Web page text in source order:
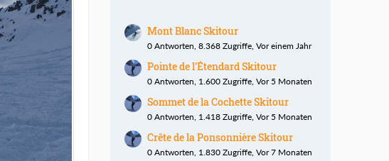
Mont Blanc Skitour
0 Antworten, 8.368 Zugriffe, Vor einem Jahr
Pointe de l'Étendard Skitour
0 Antworten, 1.600 Zugriffe, Vor 5 Monaten
Sommet de la Cochette Skitour
0 Antworten, 1.418 Zugriffe, Vor 5 Monaten
Crête de la Ponsonnière Skitour
0 Antworten, 1.830 Zugriffe, Vor 7 Monaten